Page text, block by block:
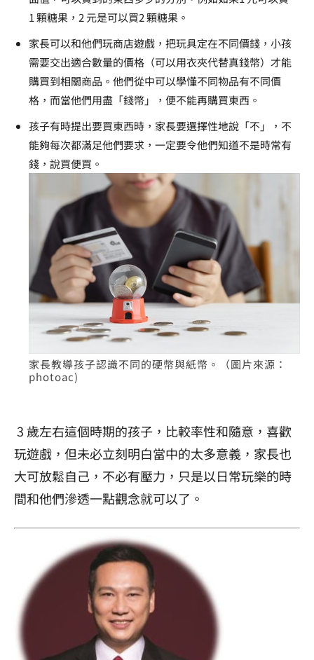
1顆糖果， 2元是可以買2顆糖果。
家長可以和他們玩商店遊戲，把玩具定在不同價錢，小孩
需要交出適合數量的價格（可以用衣夾代替真錢幣）才能
購買到相關商品。他們從中可以學懂不同物品有不同價
格，而當他們用盡「錢幣」，便不能再購買東西。
孩子有時提出要買東西時，家長要選擇性地說「不」，不
能夠每次都滿足他們要求，一定要令他們知道不是時常有
錢，說買便買。
家長教導孩子認識不同的硬幣與紙幣。（圖片來源：
photoac)
3 歲左右這個時期的孩子，比較率性和隨意，喜歡
玩遊戲，但未必立刻明白當中的太多意義，家長也
大可放鬆自己，不必有壓力，只是以日常玩樂的時
間和他們滲透一點觀念就可以了。